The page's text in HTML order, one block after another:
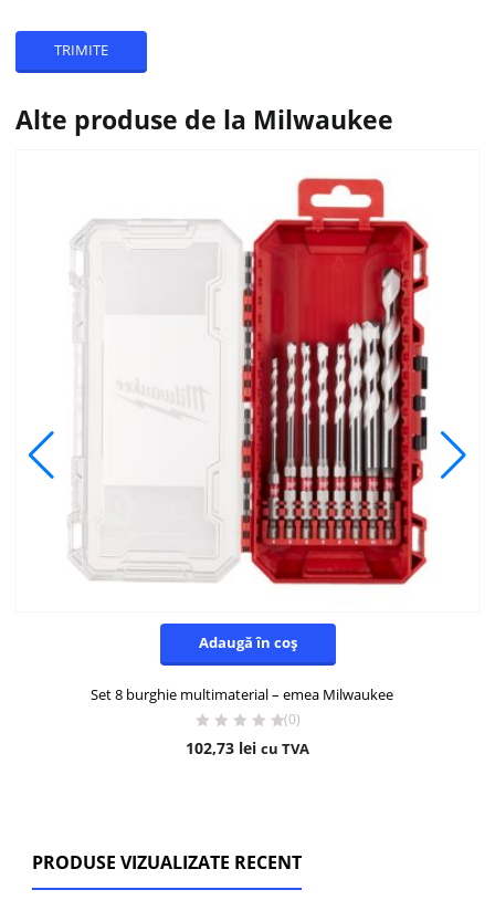
Alte produse de la Milwaukee
Adaugă în coș
Set 8 burghie multimaterial – emea Milwaukee
(0)
102,73 lei cu TVA
PRODUSE VIZUALIZATE RECENT